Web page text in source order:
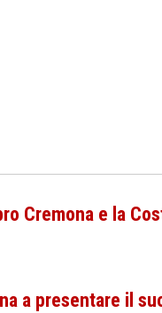
Cremona e la
a presentare il